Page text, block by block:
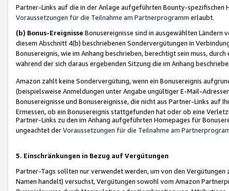
Partner-Links auf die in der Anlage aufgeführten Bounty-spezifischen
Voraussetzungen für die Teilnahme am Partnerprogramm erlaubt.
(b) Bonus-Ereignisse Bonusereignisse sind in ausgewählten Ländern
diesem Abschnitt 4(b) beschriebenen Sondervergütungen in
Bonusereignis, wie im Anhang beschrieben, berechtigt sein muss,
während der sich daraus ergebenden Sitzung die im Anhang
Amazon zahlt keine Sondervergütung, wenn ein Bonusereignis
(beispielsweise Anmeldungen unter Angabe ungültiger E-Mail-
Bonusereignisse und Bonusereignisse, die nicht aus Partner-Links auf
Ermessen, ob ein Bonusereignis stattgefunden hat oder ob eine
Partner-Links zu den im Anhang aufgeführten Homepages für
ungeachtet derVoraussetzungen für die Teilnahme am
5. Einschränkungen in Bezug auf Vergütungen
Partner-Tags sollten nur verwendet werden, um von den
Namen handelt) versuchst, Vergütungen sowohl vom Amazon